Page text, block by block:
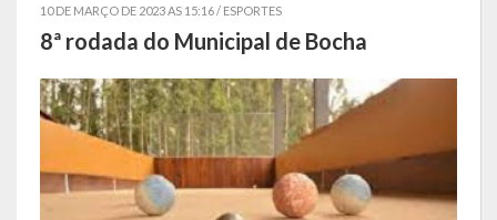
Símbolos
Governo
Administração
Ex-Administradores
10 DE MARÇO DE 2023 AS 15:16 / ESPORTES
8ª rodada do Municipal de Bocha